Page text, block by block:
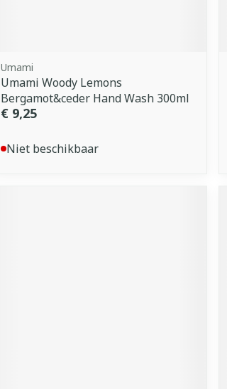
Umami
Umami Woody Lemons
Bergamot&ceder Hand Wash 300ml
€ 9,25
Niet beschikbaar